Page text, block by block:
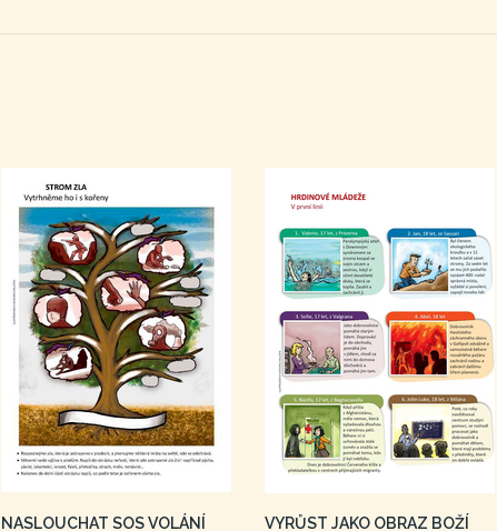
NASLOUCHAT SOS VOLÁNÍ
VYRŮST JAKO OBRAZ BOŽÍ